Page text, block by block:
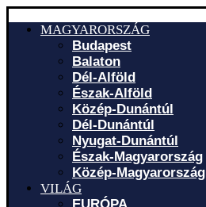
MAGYARORSZÁG
Budapest
Balaton
Dél-Alföld
Észak-Alföld
Közép-Dunántúl
Dél-Dunántúl
Nyugat-Dunántúl
Észak-Magyarország
Közép-Magyarország
VILÁG